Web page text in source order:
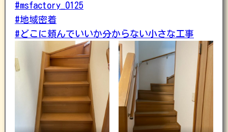
#msfactory_0125
#地域密着
#どこに頼んでいいか分からない小さな工事